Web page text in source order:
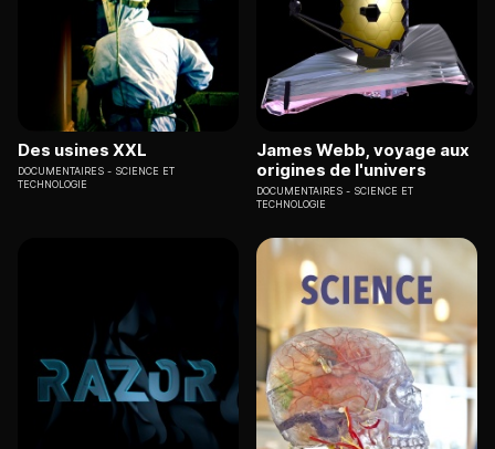
Des usines XXL
DOCUMENTAIRES
SCIENCE ET
TECHNOLOGIE
James Webb, voyage aux
origines de l'univers
DOCUMENTAIRES
SCIENCE ET
TECHNOLOGIE